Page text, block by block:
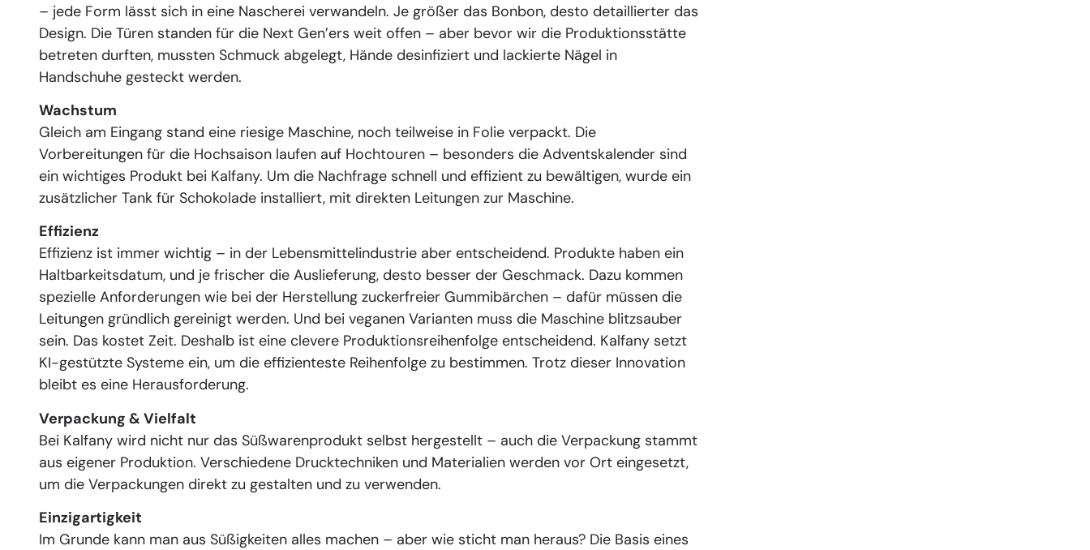
– jede Form lässt sich in eine Nascherei verwandeln. Je größer das Bonbon, desto detaillierter das
Design. Die Türen standen für die Next Gen’ers weit offen – aber bevor wir die Produktionsstätte
betreten durften, mussten Schmuck abgelegt, Hände desinfiziert und lackierte Nägel in
Handschuhe gesteckt werden.
Wachstum
Gleich am Eingang stand eine riesige Maschine, noch teilweise in Folie verpackt. Die
Vorbereitungen für die Hochsaison laufen auf Hochtouren – besonders die Adventskalender sind
ein wichtiges Produkt bei Kalfany. Um die Nachfrage schnell und effizient zu bewältigen, wurde ein
zusätzlicher Tank für Schokolade installiert, mit direkten Leitungen zur Maschine.
Effizienz
Effizienz ist immer wichtig – in der Lebensmittelindustrie aber entscheidend. Produkte haben ein
Haltbarkeitsdatum, und je frischer die Auslieferung, desto besser der Geschmack. Dazu kommen
spezielle Anforderungen wie bei der Herstellung zuckerfreier Gummibärchen – dafür müssen die
Leitungen gründlich gereinigt werden. Und bei veganen Varianten muss die Maschine blitzsauber
sein. Das kostet Zeit. Deshalb ist eine clevere Produktionsreihenfolge entscheidend. Kalfany setzt
KI-gestützte Systeme ein, um die effizienteste Reihenfolge zu bestimmen. Trotz dieser Innovation
bleibt es eine Herausforderung.
Verpackung & Vielfalt
Bei Kalfany wird nicht nur das Süßwarenprodukt selbst hergestellt – auch die Verpackung stammt
aus eigener Produktion. Verschiedene Drucktechniken und Materialien werden vor Ort eingesetzt,
um die Verpackungen direkt zu gestalten und zu verwenden.
Einzigartigkeit
Im Grunde kann man aus Süßigkeiten alles machen – aber wie sticht man heraus? Die Basis eines